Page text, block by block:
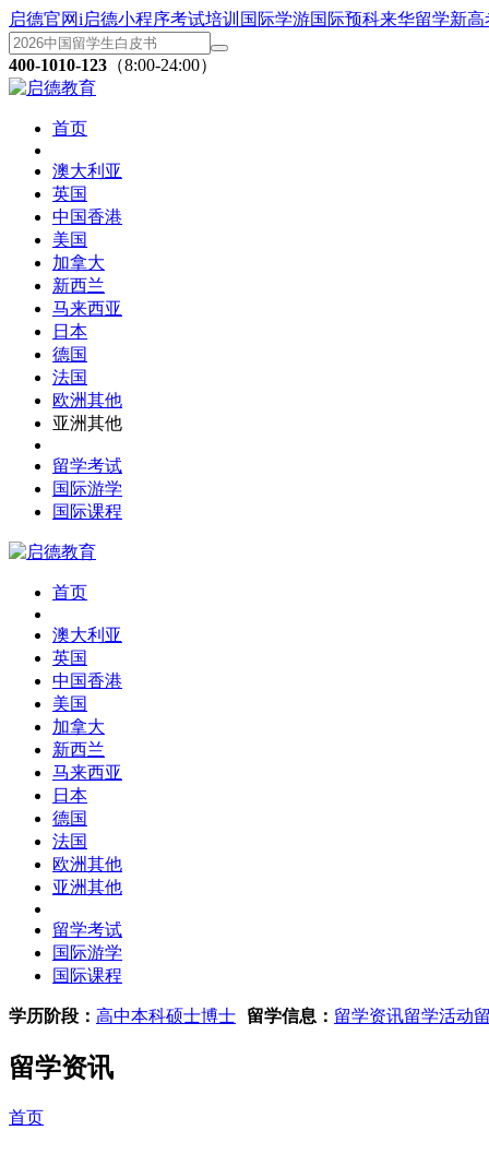
启德官网i启德小程序考试培训 国际学游国际预科来华留学新高
400-1010-123 （8:00-24:00）
首页
澳大利亚
英国
中国香港
美国
加拿大
新西兰
马来西亚
日本
德国
法国
欧洲其他
亚洲其他
留学考试
国际游学
国际课程
首页
澳大利亚
英国
中国香港
美国
加拿大
新西兰
马来西亚
日本
德国
法国
欧洲其他
亚洲其他
留学考试
国际游学
国际课程
学历阶段： 高中本科硕士博士 留学信息： 留学资讯留学活动
留学资讯
首页